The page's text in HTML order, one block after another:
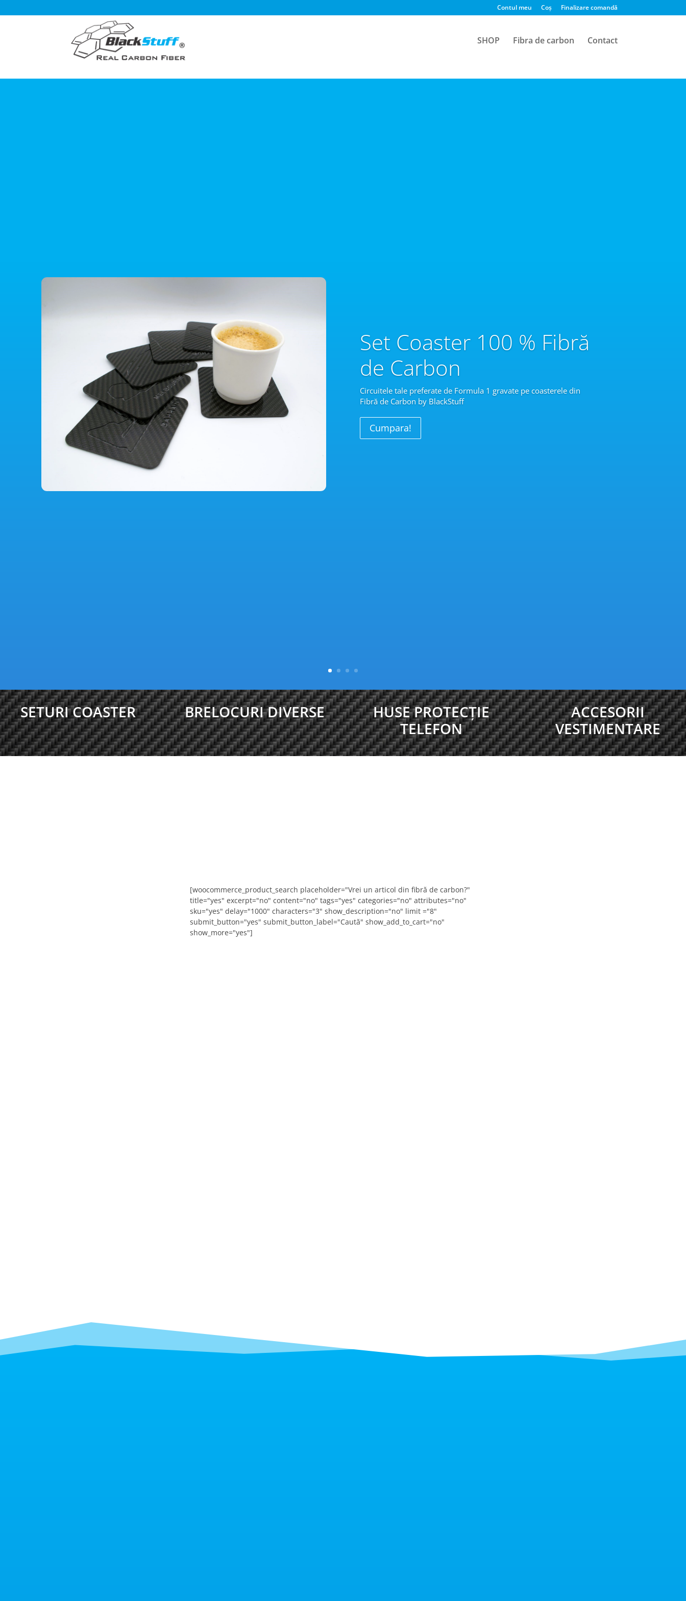
Contul meu Coș Finalizare comandă
SHOP Fibra de carbon Contact
Set Coaster 100 % Fibră
de Carbon
Circuitele tale preferate de Formula 1 gravate pe coasterele din
Fibrăde Carbon by BlackStuff
Cumpara!
SETURI COASTER BRELOCURI DIVERSE
HUSE PROTECȚIE
TELEFON
ACCESORII
VESTIMENTARE
[woocommerce_product_search placeholder="Vrei un articol din fibră de carbon?"
title="yes" excerpt="no" content="no" tags="yes" categories="no" attributes="no"
sku="yes" delay="1000" characters="3" show_description="no" limit ="8"
submit_button="yes" submit_button_label="Caută" show_add_to_cart="no"
show_more="yes"]